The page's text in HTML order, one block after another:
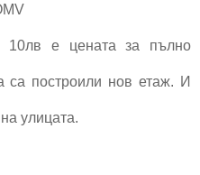
10лв е цената за пълно
са построили нов етаж. И
улицата.